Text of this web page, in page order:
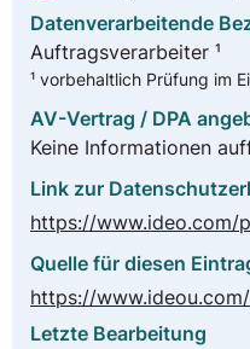
Datenverarbeitende
Auftragsverarbeiter ¹
¹ vorbehaltlich Prüfung im
AV-Vertrag / DPA
Keine Informationen
Link zur
https://www.ideo.com/
Quelle für diesen
Letzte Bearbeitung